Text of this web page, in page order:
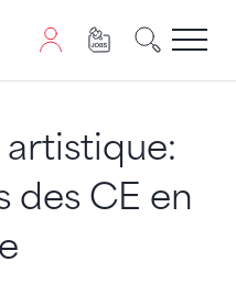
JavaScript benötigt.
des CE en